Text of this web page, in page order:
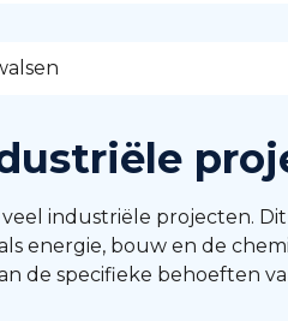
industriële projecten.
energie, bouw en de
de specifieke behoeften